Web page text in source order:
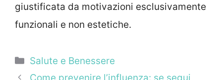
giustificata da motivazioni esclusivamente
funzionali e non estetiche.
Categorie
Salute e Benessere
Come prevenire l’influenza: se segui